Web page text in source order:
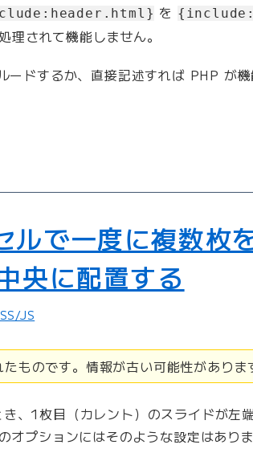
を
されて機能しません。
ドするか、直接記述すれば PHP が機
で一度に複数枚
央に配置する
JS
のです。情報が古い可能性がありま
、1枚目（カレント）のスライドが左
プションにはそのような設定はありま